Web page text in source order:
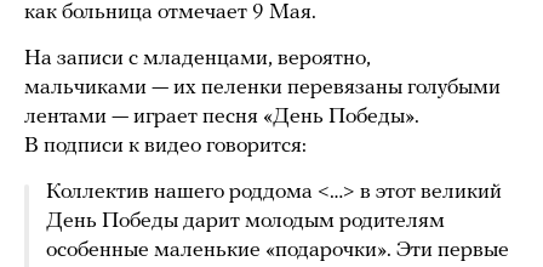
как больница отмечает 9 Мая.
На записи с младенцами, вероятно,
мальчиками — их пеленки перевязаны голубыми
лентами — играет песня «День Победы».
В подписи к видео говорится:
Коллектив нашего роддома <…> в этот великий
День Победы дарит молодым родителям
особенные маленькие «подарочки». Эти первые